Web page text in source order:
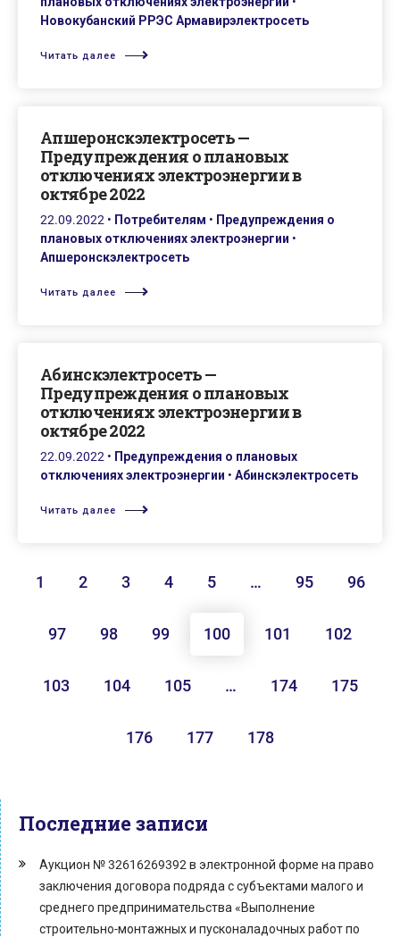
Новокубанский РРЭС Армавирэлектросеть
Читать далее
Апшеронскэлектросеть —
Предупреждения о плановых
отключениях электроэнергии в
октябре 2022
22.09.2022 • Потребителям • Предупреждения о
плановых отключениях электроэнергии •
Апшеронскэлектросеть
Читать далее
Абинскэлектросеть —
Предупреждения о плановых
отключениях электроэнергии в
октябре 2022
22.09.2022 • Предупреждения о плановых
отключениях электроэнергии • Абинскэлектросеть
Читать далее
1 2 3 4 5 … 95 96
97 98 99 100 101 102
103 104 105 … 174 175
176 177 178
Последние записи
Аукцион № 32616269392 в электронной форме на право
заключения договора подряда с субъектами малого и
среднего предпринимательства «Выполнение
строительно-монтажных и пусконаладочных работ по